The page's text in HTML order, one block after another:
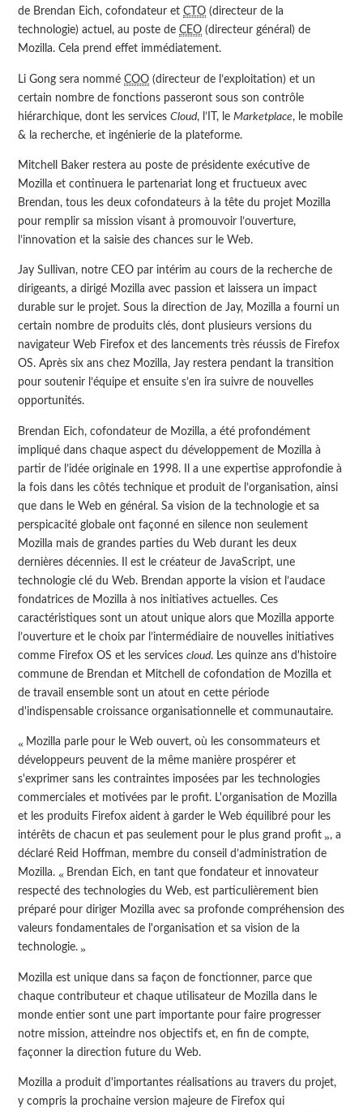
de Brendan Eich, cofondateur etCTO (directeur de la
technologie) actuel, au poste deCEO (directeur général) de
Mozilla. Cela prend effet immédiatement.
Li Gong sera nomméCOO (directeur de l’exploitation) et un
certain nombre de fonctions passeront sous son contrôle
hiérarchique, dont les servicesCloud, l’IT, leMarketplace, le mobile
& la recherche, et ingénierie de la plateforme.
Mitchell Baker restera au poste de présidente exécutive de
Mozilla et continuera le partenariat long et fructueux avec
Brendan, tous les deux cofondateurs à la tête du projet Mozilla
pour remplir sa mission visant à promouvoir l’ouverture,
l’innovation et la saisie des chances sur le Web.
Jay Sullivan, notre CEO par intérim au cours de la recherche de
dirigeants, a dirigé Mozilla avec passion et laissera un impact
durable sur le projet. Sous la direction de Jay, Mozilla a fourni un
certain nombre de produits clés, dont plusieurs versions du
navigateur Web Firefox et des lancements très réussis de Firefox
OS. Après six ans chez Mozilla, Jay restera pendant la transition
pour soutenir l’équipe et ensuite s’en ira suivre de nouvelles
opportunités.
Brendan Eich, cofondateur de Mozilla, a été profondément
impliqué dans chaque aspect du développement de Mozilla à
partir de l’idée originale en 1998. Il a une expertise approfondie à
la fois dans les côtés technique et produit de l’organisation, ainsi
que dans le Web en général. Sa vision de la technologie et sa
perspicacité globale ont façonné en silence non seulement
Mozilla mais de grandes parties du Web durant les deux
dernières décennies. Il est le créateur de JavaScript, une
technologie clé du Web. Brendan apporte la vision et l’audace
fondatrices de Mozilla à nos initiatives actuelles. Ces
caractéristiques sont un atout unique alors que Mozilla apporte
l’ouverture et le choix par l’intermédiaire de nouvelles initiatives
comme Firefox OS et les servicescloud. Les quinze ans d'histoire
commune de Brendan et Mitchell de cofondation de Mozilla et
de travail ensemble sont un atout en cette période
d'indispensable croissance organisationnelle et communautaire.
Mozilla parle pour le Web ouvert, où les consommateurs et
développeurs peuvent de la même manière prospérer et
s'exprimer sans les contraintes imposées par les technologies
commerciales et motivées par le profit. L'organisation de Mozilla
et les produits Firefox aident à garder le Web équilibré pour les
intérêts de chacun et pas seulement pour le plus grand profit
, a
déclaré Reid Hoffman, membre du conseil d’administration de
Mozilla.
Brendan Eich, en tant que fondateur et innovateur
respecté des technologies du Web, est particulièrement bien
préparé pour diriger Mozilla avec sa profonde compréhension des
valeurs fondamentales de l'organisation et sa vision de la
technologie.
Mozilla est unique dans sa façon de fonctionner, parce que
chaque contributeur et chaque utilisateur de Mozilla dans le
monde entier sont une part importante pour faire progresser
notre mission, atteindre nos objectifs et, en fin de compte,
façonner la direction future du Web.
Mozilla a produit d'importantes réalisations au travers du projet,
y compris la prochaine version majeure de Firefox qui